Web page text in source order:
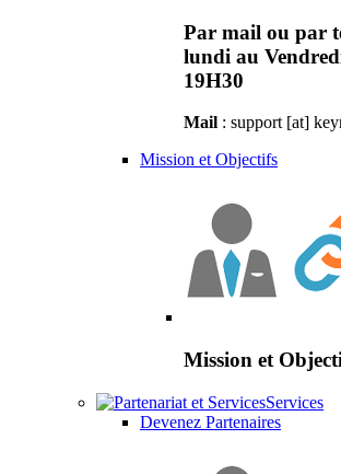
Par mail ou par
lundi au
19H30
Mail : support [at]
Mission et Objectifs
Mission et
Services
Devenez Partenaires